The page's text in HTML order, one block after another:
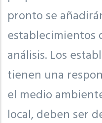
pronto se
establecimientos
análisis. Los
tienen una
el medio
local, deben ser